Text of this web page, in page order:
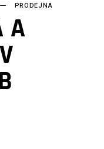
PRODEJNA
A